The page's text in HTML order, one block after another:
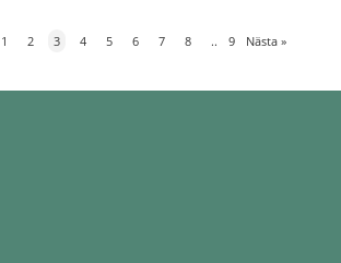
1 2 3 4 5 6 7 8 .. 9 Nästa »